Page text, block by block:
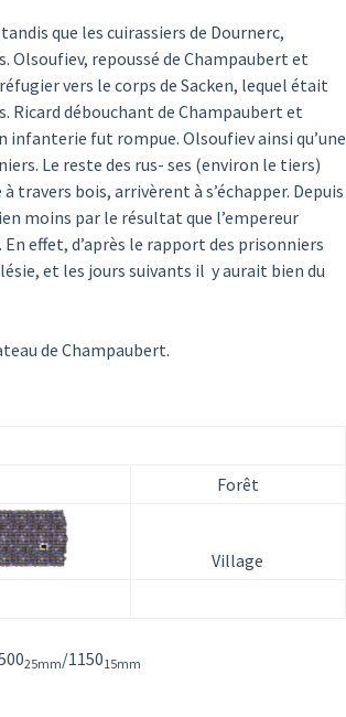
que les cuirassiers de Dournerc,
repoussé de Champaubert et
vers le corps de Sacken, lequel était
Ricard débouchant de Champaubert et
fut rompue. Olsoufiev ainsi qu’une
Le reste des rus- ses (environ le tiers)
travers bois, arrivèrent à s’échapper. Depuis
moins par le résultat que l’empereur
effet, d’après le rapport des prisonniers
et les jours suivants il y aurait bien du
de Champaubert.
Forêt
Village
25mm/115015mm